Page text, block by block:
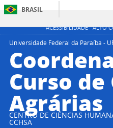
ACESSIBILIDADE ALTO
BRASIL
Universidade Federal da Paraíba -
Curso
Agrárias
CENTRO DE CIÊNCIAS
CCHSA